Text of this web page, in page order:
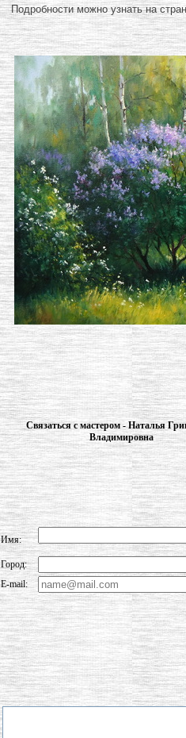
Подробности можно узнать на
Связаться с мастером - Наталья
Владимировна
Имя:
Город:
E-mail: